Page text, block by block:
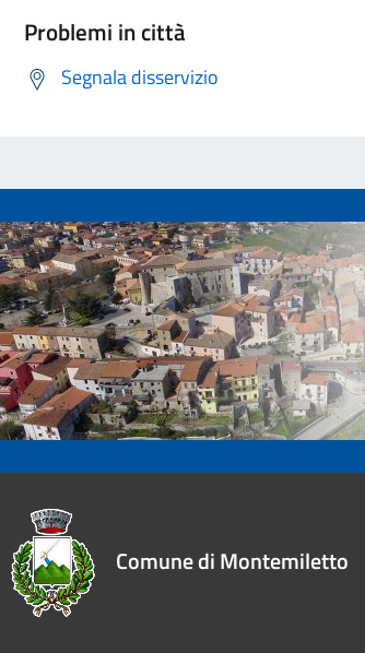
Problemi in città
Segnala disservizio
Comune di Montemiletto